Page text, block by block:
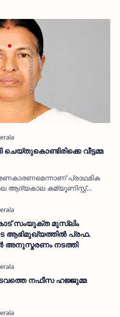
ചെയ്തുകൊണ്ടിരിക്കെ വീട്ടമ്മ
പ്രാഥമിക
ആദ്യകാല കമ്യൂണിസ്റ്റ്
ജനപ്ര…
സംയുക്ത മുസ്ലിം
ആഭിമുഖ്യത്തിൽ പ്രഫ.
അനുസ്മരണം നടത്തി
നഫീസ ഹജ്ജുമ്മ